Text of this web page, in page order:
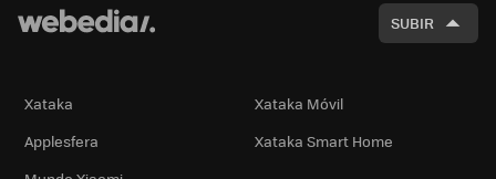
SUBIR
Xataka
Xataka Móvil
Applesfera
Xataka Smart Home